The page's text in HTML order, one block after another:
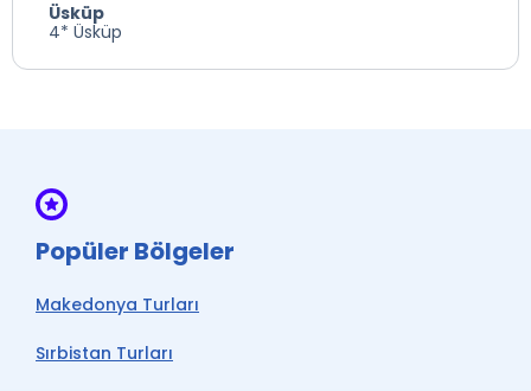
Üsküp
4* Üsküp
Popüler Bölgeler
Makedonya Turları
Sırbistan Turları